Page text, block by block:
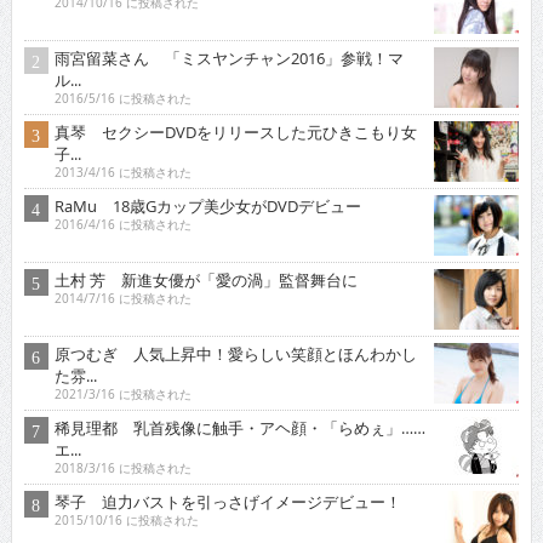
雨宮留菜さん 「ミスヤンチャン2016」参戦！マ
ル...
2016/5/16 に投稿された
真琴 セクシーDVDをリリースした元ひきこもり女
子...
2013/4/16 に投稿された
RaMu 18歳Gカップ美少女がDVDデビュー
2016/4/16 に投稿された
土村 芳 新進女優が「愛の渦」監督舞台に
2014/7/16 に投稿された
原つむぎ 人気上昇中！愛らしい笑顔とほんわかし
た雰...
2021/3/16 に投稿された
稀見理都 乳首残像に触手・アヘ顔・「らめぇ」……
エ...
2018/3/16 に投稿された
琴子 迫力バストを引っさげイメージデビュー！
2015/10/16 に投稿された